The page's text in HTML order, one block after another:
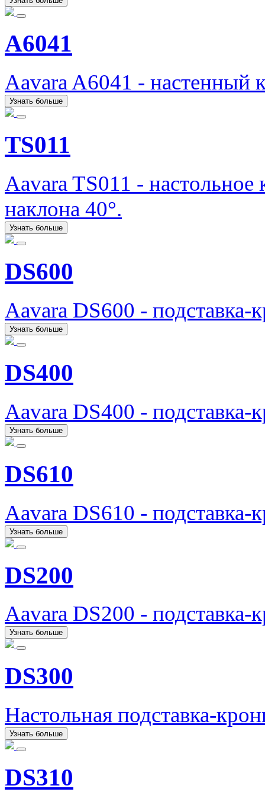
A6041
Aavara A6041 - настенный
Узнать больше
TS011
Aavara TS011 -
наклона 40°.
Узнать больше
DS600
Aavara DS600 -
Узнать больше
DS400
Aavara DS400 -
Узнать больше
DS610
Aavara DS610 -
Узнать больше
DS200
Aavara DS200 -
Узнать больше
DS300
Настольная подставка-
Узнать больше
DS310